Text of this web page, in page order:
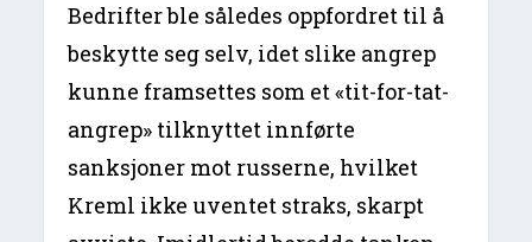
Bedrifter ble således oppfordret til å
beskytte seg selv, idet slike angrep
kunne framsettes som et «tit-for-tat-
angrep» tilknyttet innførte
sanksjoner mot russerne, hvilket
Kreml ikke uventet straks, skarpt